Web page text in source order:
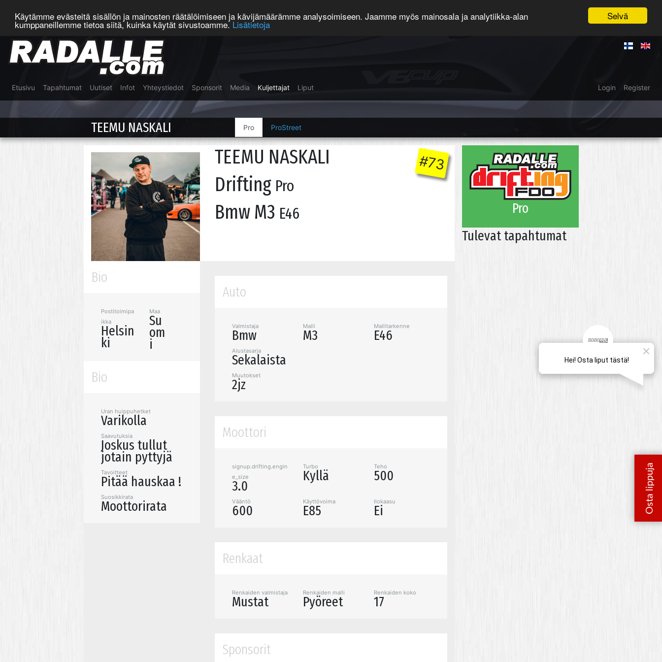
Selvä
Käytämme evästeitä sisällön ja mainosten räätälöimiseen ja kävijämäärämme analysoimiseen. Jaamme myös mainosala ja analytiikka-alan
kumppaneillemme tietoa siitä, kuinka käytät sivustoamme. Lisätietoja
Etusivu Tapahtumat Uutiset Infot Yhteystiedot Sponsorit Media Kuljettajat Liput Login Register
TEEMU NASKALI Pro ProStreet
#73
TEEMU NASKALI
Drifting Pro
Bmw M3 E46
Bio
Postitoimipa
ikka
Helsin
ki
Maa
Su
om
i
Bio
Uran huippuhetket
Varikolla
Saavutuksia
Joskus tullut
jotain pyttyjä
Tavoitteet
Pitää hauskaa !
Suosikkirata
Moottorirata
Auto
Valmistaja
Bmw
Malli
M3
Mallitarkenne
E46
Alustasarja
Sekalaista
Muutokset
2jz
Moottori
signup.drifting.engin
e_size
3.0
Turbo
Kyllä
Teho
500
Vääntö
600
Käyttövoima
E85
Ilokaasu
Ei
Renkaat
Renkaiden valmistaja
Mustat
Renkaiden malli
Pyöreet
Renkaiden koko
17
Sponsorit
Pro
Tulevat tapahtumat